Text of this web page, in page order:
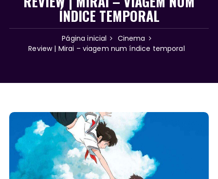
ÍNDICE TEMPORAL
Página inicial
Cinema
Review | Mirai – viagem num índice temporal